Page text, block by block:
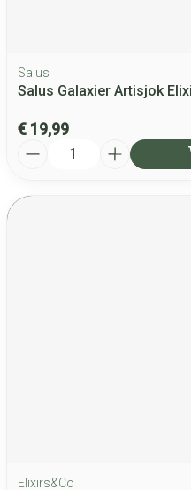
Salus
Salus Galaxier Artisjok
€ 19,99
Elixirs&Co